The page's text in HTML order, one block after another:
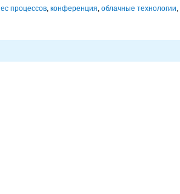
процессов, конференция, облачные технологии,